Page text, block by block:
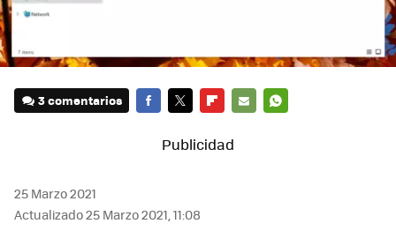
3 comentarios
MAIL
25 Marzo 2021
Actualizado 25 Marzo 2021, 11:08